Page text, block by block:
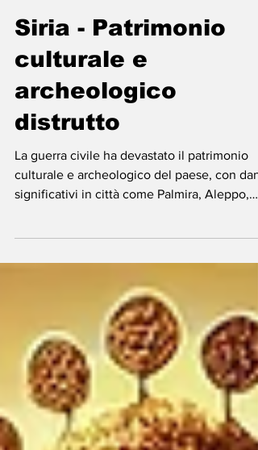
22 gen 2025
Tempo di lettura: 3 min
Siria - Patrimonio
culturale e
archeologico
distrutto
La guerra civile ha devastato il patrimonio
culturale e archeologico del paese, con
Damas